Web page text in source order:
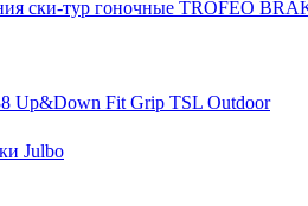
ски-тур гоночные TROFEO
Up&Down Fit Grip TSL Outdoor
Julbo